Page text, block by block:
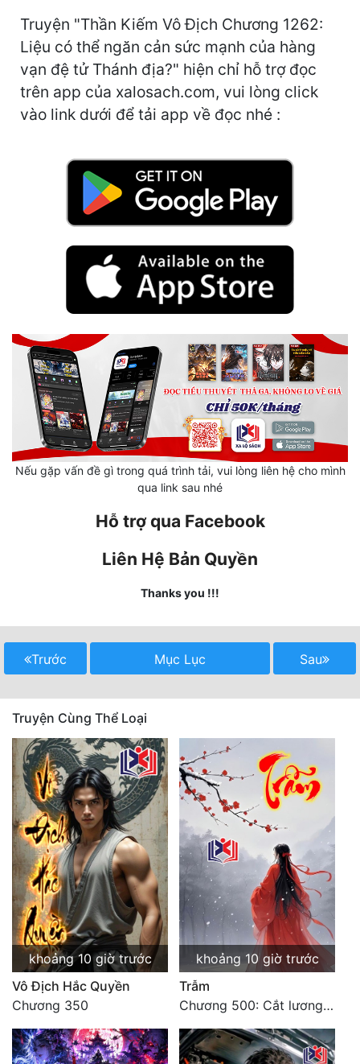
Hệ Thống
Học Đường
Khoa Huyễn
Khoa Huyễn Không Gian
Lịch Sử
Mưu Mô
Mạt Thế
Mỹ Thực
Ngôn Tình
Phản Phái
Quan Trường
Quân Sự
Sảng Văn
Sắc
Sủng
Thanh Xuân
Tiên Hiệp
Tiểu Thuyết
Trinh Thám
Triều Đấu
Trùng Sinh
Trọng Sinh
Truyện "Thần Kiếm Vô Địch Chương 1262:
Liệu có thể ngăn cản sức mạnh của hàng
vạn đệ tử Thánh địa?" hiện chỉ hỗ trợ đọc
trên app của xalosach.com, vui lòng click
vào link dưới để tải app về đọc nhé :
Nếu gặp vấn đề gì trong quá trình tải, vui lòng liên hệ cho mình
qua link sau nhé
Hỗ trợ qua Facebook
Liên Hệ Bản Quyền
Thanks you !!!
Trước Mục Lục Sau
Truyện Cùng Thể Loại
khoảng 10 giờ trước
Vô Địch Hắc Quyền
Chương 350
khoảng 10 giờ trước
Trẫm
Chương 500: Cắt lương thực là có thể thu hồi Macao (1)